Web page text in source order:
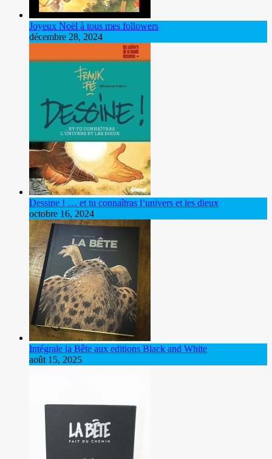
Joyeux Noël à tous mes followers
décembre 28, 2024
Dessine ! … et tu connaîtras l’univers et les dieux
octobre 16, 2024
Intégrale la Bête aux editions Black and White
août 15, 2025